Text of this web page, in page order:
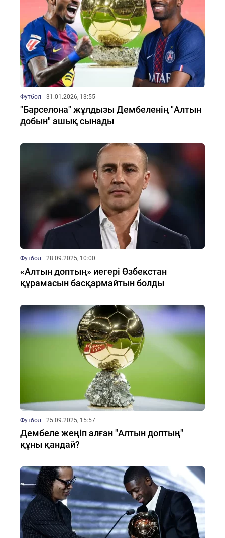
Футбол 31.01.2026, 13:55
"Барселона" жұлдызы Дембеленің "Алтын
добын" ашық сынады
Футбол 28.09.2025, 10:00
«Алтын доптың» иегері Өзбекстан
құрамасын басқармайтын болды
Футбол 25.09.2025, 15:57
Дембеле жеңіп алған "Алтын доптың"
құны қандай?